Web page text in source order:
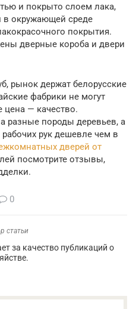
и покрыто слоем лака,
в окружающей среде
покрытия.
дверные короба и двери
рынок держат белорусские
фабрики не могут
цена — качество.
разные породы деревьев, а
рук дешевле чем в
дверей от
посмотрите отзывы,
0
статьи
за качество публикаций о